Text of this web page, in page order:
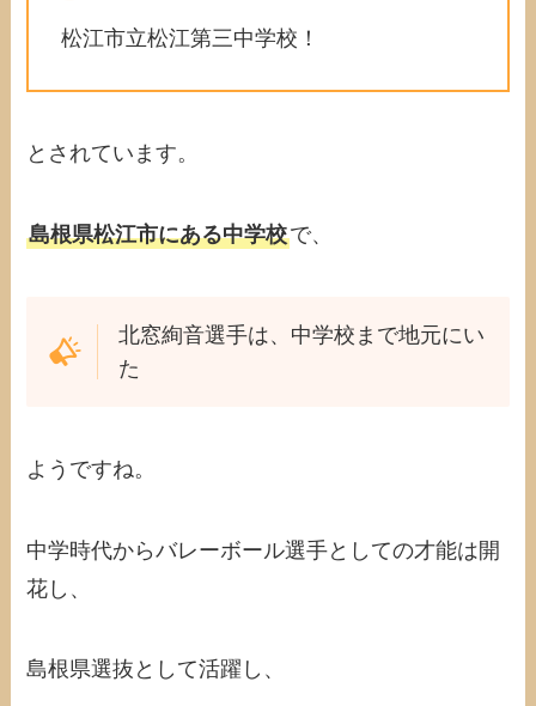
松江市立松江第三中学校！
とされています。
島根県松江市にある中学校で、
北窓絢音選手は、中学校まで地元にい
た
ようですね。
中学時代からバレーボール選手としての才能は開
花し、
島根県選抜として活躍し、